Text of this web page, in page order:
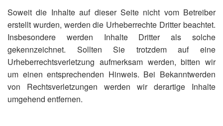
Soweit die Inhalte auf dieser Seite nicht vom Betreiber
erstellt wurden, werden die Urheberrechte Dritter beachtet.
Insbesondere werden Inhalte Dritter als solche
gekennzeichnet. Sollten Sie trotzdem auf eine
Urheberrechtsverletzung aufmerksam werden, bitten wir
um einen entsprechenden Hinweis. Bei Bekanntwerden
von Rechtsverletzungen werden wir derartige Inhalte
umgehend entfernen.